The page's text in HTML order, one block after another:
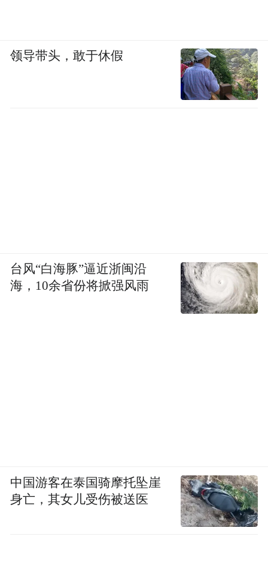
领导带头，敢于休假
台风“白海豚”逼近浙闽沿
海，10余省份将掀强风雨
中国游客在泰国骑摩托坠崖
身亡，其女儿受伤被送医